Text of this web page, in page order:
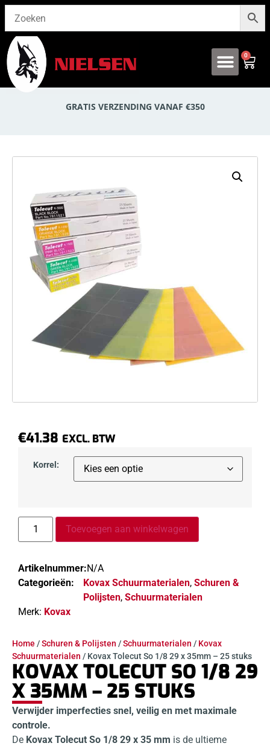
0
GRATIS VERZENDING VANAF €350
Home /Schuren & Polijsten /Schuurmaterialen / Kovax
Schuurmaterialen / Kovax Tolecut So 1/8 29 x 35mm – 25 stuks
KOVAX TOLECUT SO 1/8 29
X 35MM – 25 STUKS
Verwijder imperfecties snel, veilig en met maximale
controle.
De Kovax Tolecut So 1/8 29 x 35 mm is de ultieme
€41.38 EXCL. BTW
Korrel:
Toevoegen aan winkelwagen
Artikelnummer:N/A
Categorieën:
Kovax Schuurmaterialen, Schuren &
Polijsten, Schuurmaterialen
Merk: Kovax